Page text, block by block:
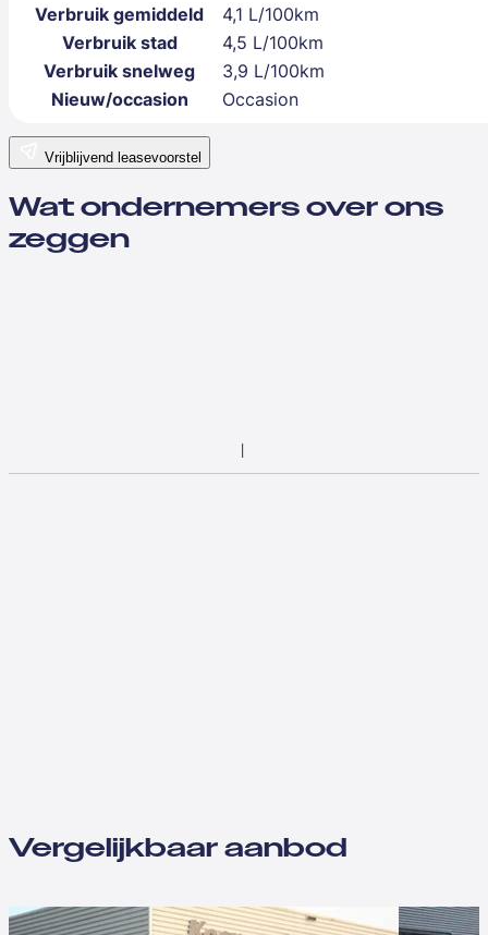
Verbruik gemiddeld
4,1 L/100km
Verbruik stad
4,5 L/100km
Verbruik snelweg
3,9 L/100km
Nieuw/occasion
Occasion
Vrijblijvend leasevoorstel
Wat ondernemers over ons
zeggen
Vergelijkbaar aanbod